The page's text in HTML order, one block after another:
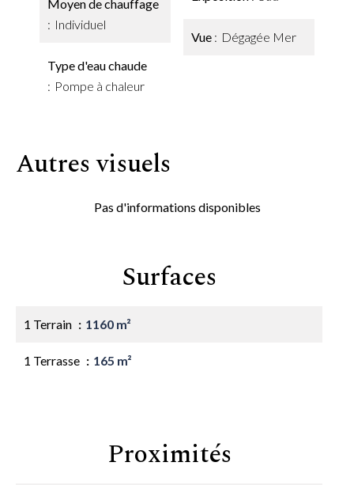
Moyen de chauffage
Individuel
Type d'eau chaude
Pompe à chaleur
Vue Dégagée Mer
Autres visuels
Pas d'informations disponibles
Surfaces
1 Terrain 1160 m²
1 Terrasse 165 m²
Proximités